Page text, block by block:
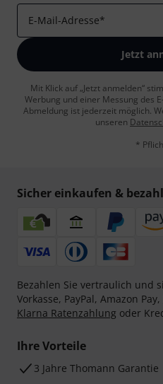
E-Mail-Adresse*
Jetzt
Mit Klick auf „Jetzt anmelden“
Werbung und einer Messung des
Abmeldung ist jederzeit möglich.
unseren
*
Sicher einkaufen &
Bezahlen Sie vertraulich und
Vorkasse, PayPal, Amazon Pay,
Klarna Ratenzahlung oder
Ihre Vorteile
3 Jahre Thomann Garantie